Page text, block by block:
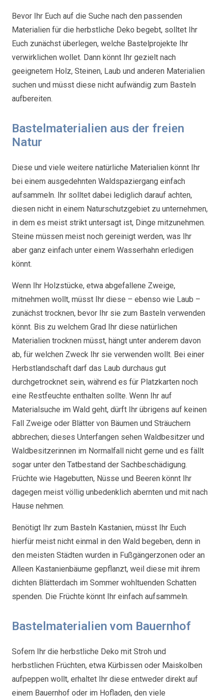
Bevor Ihr Euch auf die Suche nach den passenden
Materialien für die herbstliche Deko begebt, solltet Ihr
Euch zunächst überlegen, welche Bastelprojekte Ihr
verwirklichen wollet. Dann könnt Ihr gezielt nach
geeignetem Holz, Steinen, Laub und anderen Materialien
suchen und müsst diese nicht aufwändig zum Basteln
aufbereiten.
Bastelmaterialien aus der freien
Natur
Diese und viele weitere natürliche Materialien könnt Ihr
bei einem ausgedehnten Waldspaziergang einfach
aufsammeln. Ihr solltet dabei lediglich darauf achten,
diesen nicht in einem Naturschutzgebiet zu unternehmen,
in dem es meist strikt untersagt ist, Dinge mitzunehmen.
Steine müssen meist noch gereinigt werden, was Ihr
aber ganz einfach unter einem Wasserhahn erledigen
könnt.
Wenn Ihr Holzstücke, etwa abgefallene Zweige,
mitnehmen wollt, müsst Ihr diese – ebenso wie Laub –
zunächst trocknen, bevor Ihr sie zum Basteln verwenden
könnt. Bis zu welchem Grad Ihr diese natürlichen
Materialien trocknen müsst, hängt unter anderem davon
ab, für welchen Zweck Ihr sie verwenden wollt. Bei einer
Herbstlandschaft darf das Laub durchaus gut
durchgetrocknet sein, während es für Platzkarten noch
eine Restfeuchte enthalten sollte. Wenn Ihr auf
Materialsuche im Wald geht, dürft Ihr übrigens auf keinen
Fall Zweige oder Blätter von Bäumen und Sträuchern
abbrechen; dieses Unterfangen sehen Waldbesitzer und
Waldbesitzerinnen im Normalfall nicht gerne und es fällt
sogar unter den Tatbestand der Sachbeschädigung.
Früchte wie Hagebutten, Nüsse und Beeren könnt Ihr
dagegen meist völlig unbedenklich abernten und mit nach
Hause nehmen.
Benötigt Ihr zum Basteln Kastanien, müsst Ihr Euch
hierfür meist nicht einmal in den Wald begeben, denn in
den meisten Städten wurden in Fußgängerzonen oder an
Alleen Kastanienbäume gepflanzt, weil diese mit ihrem
dichten Blätterdach im Sommer wohltuenden Schatten
spenden. Die Früchte könnt Ihr einfach aufsammeln.
Bastelmaterialien vom Bauernhof
Sofern Ihr die herbstliche Deko mit Stroh und
herbstlichen Früchten, etwa Kürbissen oder Maiskolben
aufpeppen wollt, erhaltet Ihr diese entweder direkt auf
einem Bauernhof oder im Hofladen, den viele